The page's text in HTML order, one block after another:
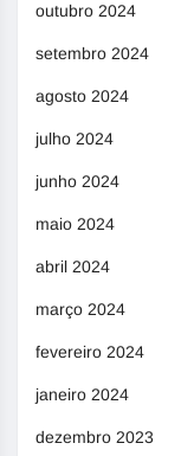
outubro 2024
setembro 2024
agosto 2024
julho 2024
junho 2024
maio 2024
abril 2024
março 2024
fevereiro 2024
janeiro 2024
dezembro 2023